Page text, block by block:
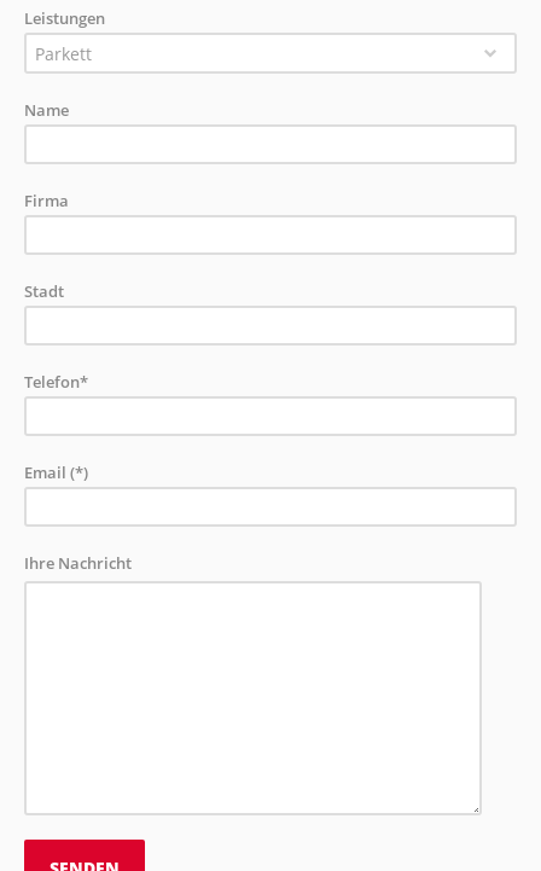
Leistungen
Parkett
Name
Firma
Stadt
Telefon*
Email (*)
Ihre Nachricht